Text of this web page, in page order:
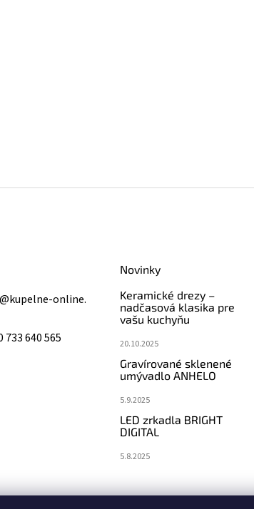
@kupelne-online.
733 640 565
Novinky
Keramické drezy –
nadčasová klasika pre
vašu kuchyňu
20.10.2025
Gravírované sklenené
umývadlo ANHELO
5.9.2025
LED zrkadla BRIGHT
DIGITAL
5.8.2025